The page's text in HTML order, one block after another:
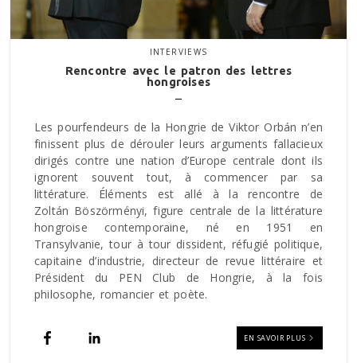
INTERVIEWS
Rencontre avec le patron des lettres
hongroises
Les pourfendeurs de la Hongrie de Viktor Orbán n’en
finissent plus de dérouler leurs arguments fallacieux
dirigés contre une nation d’Europe centrale dont ils
ignorent souvent tout, à commencer par sa
littérature. Éléments est allé à la rencontre de
Zoltán Böszörményi, figure centrale de la littérature
hongroise contemporaine, né en 1951 en
Transylvanie, tour à tour dissident, réfugié politique,
capitaine d’industrie, directeur de revue littéraire et
Président du PEN Club de Hongrie, à la fois
philosophe, romancier et poète.
EN SAVOIR PLUS